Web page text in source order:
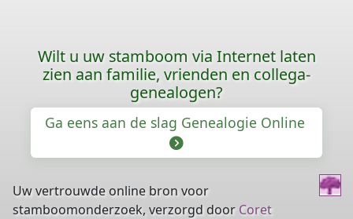
Wilt u uw stamboom via Internet laten
zien aan familie, vrienden en collega-
genealogen?
Ga eens aan de slag Genealogie Online
Uw vertrouwde online bron voor
stamboomonderzoek, verzorgd door Coret